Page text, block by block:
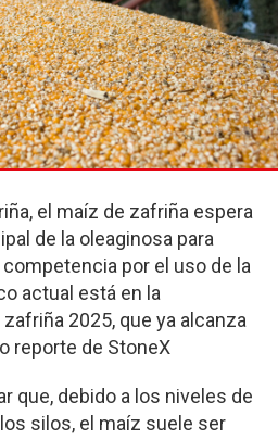
el maíz de zafriña espera
de la oleaginosa para
por el uso de la
actual está en la
2025, que ya alcanza
reporte de StoneX
que, debido a los niveles de
silos, el maíz suele ser